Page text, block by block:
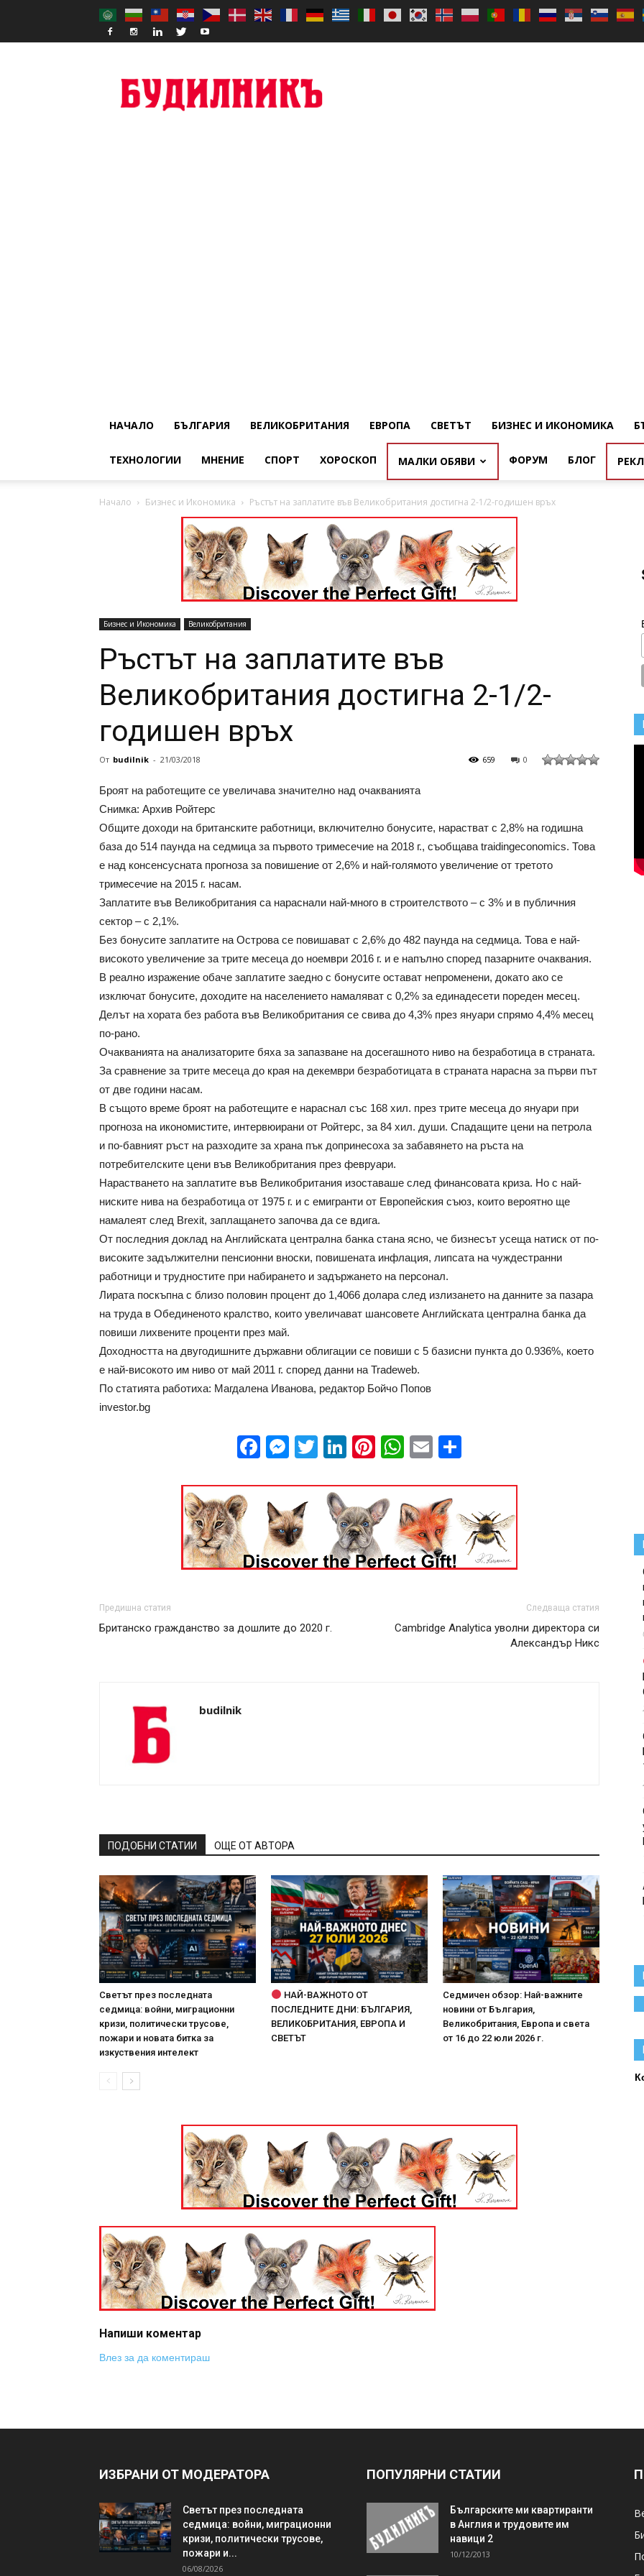
НАЧАЛО БЪЛГАРИЯ ВЕЛИКОБРИТАНИЯ ЕВРОПА СВЕТЪТ БИЗНЕС И ИКОНОМИКА
ТЕХНОЛОГИИ МНЕНИЕ СПОРТ ХОРОСКОП МАЛКИ ОБЯВИ ФОРУМ БЛОГ
Начало Бизнес и Икономика Ръстът на заплатите във Великобритания достигна 2-1/2-годишен връх
Бизнес и Икономика Великобритания
Ръстът на заплатите във
Великобритания достигна 2-1/2-
годишен връх
От budilnik - 21/03/2018 0
659
Броят на работещите се увеличава значително над очакванията
Снимка: Архив Ройтерс
Общите доходи на британските работници, включително бонусите, нарастват с 2,8% на годишна
база до 514 паунда на седмица за първото тримесечие на 2018 г., съобщава traidingeconomics. Това
е над консенсусната прогноза за повишение от 2,6% и най-голямото увеличение от третото
тримесечие на 2015 г. насам.
Заплатите във Великобритания са нараснали най-много в строителството – с 3% и в публичния
сектор – с 2,1%.
Без бонусите заплатите на Острова се повишават с 2,6% до 482 паунда на седмица. Това е най-
високото увеличение за трите месеца до ноември 2016 г. и е напълно според пазарните очаквания.
В реално изражение обаче заплатите заедно с бонусите остават непроменени, докато ако се
изключат бонусите, доходите на населението намаляват с 0,2% за единадесети пореден месец.
Делът на хората без работа във Великобритания се свива до 4,3% през януари спрямо 4,4% месец
по-рано.
Очакванията на анализаторите бяха за запазване на досегашното ниво на безработица в страната.
За сравнение за трите месеца до края на декември безработицата в страната нарасна за първи път
от две години насам.
В същото време броят на работещите е нараснал със 168 хил. през трите месеца до януари при
прогноза на икономистите, интервюирани от Ройтерс, за 84 хил. души. Спадащите цени на петрола
и по-бавният ръст на разходите за храна пък допринесоха за забавянето на ръста на
потребителските цени във Великобритания през февруари.
Нарастването на заплатите във Великобритания изоставаше след финансовата криза. Но с най-
ниските нива на безработица от 1975 г. и с емигранти от Европейския съюз, които вероятно ще
намалеят след Brexit, заплащането започва да се вдига.
От последния доклад на Английската централна банка стана ясно, че бизнесът усеща натиск от по-
високите задължителни пенсионни вноски, повишената инфлация, липсата на чуждестранни
работници и трудностите при набирането и задържането на персонал.
Лирата поскъпна с близо половин процент до 1,4066 долара след излизането на данните за пазара
на труда в Обединеното кралство, които увеличават шансовете Английската централна банка да
повиши лихвените проценти през май.
Доходността на двугодишните държавни облигации се повиши с 5 базисни пункта до 0.936%, което
е най-високото им ниво от май 2011 г. според данни на Tradeweb.
По статията работиха: Магдалена Иванова, редактор Бойчо Попов
investor.bg
Facebook
Messenger
Twitter
LinkedIn
Pinterest
WhatsApp
Email
Предишна статия
Британско гражданство за дошлите до 2020 г.
Следваща статия
Cambridge Analytica уволни директора си
Александър Никс
budilnik
ПОДОБНИ СТАТИИ ОЩЕ ОТ АВТОРА
Светът през последната
седмица: войни, миграционни
кризи, политически трусове,
пожари и новата битка за
изкуствения интелект
НАЙ-ВАЖНОТО ОТ
ПОСЛЕДНИТЕ ДНИ: БЪЛГАРИЯ,
ВЕЛИКОБРИТАНИЯ, ЕВРОПА И
СВЕТЪТ
Седмичен обзор: Най-важните
новини от България,
Великобритания, Европа и света
от 16 до 22 юли 2026 г.
Напиши коментар
Влез за да коментираш
ИЗБРАНИ ОТ МОДЕРАТОРА
Светът през последната
седмица: войни, миграционни
кризи, политически трусове,
пожари и...
06/08/2026
ПОПУЛЯРНИ СТАТИИ
Българските ми квартиранти
в Англия и трудовите им
навици 2
10/12/2013